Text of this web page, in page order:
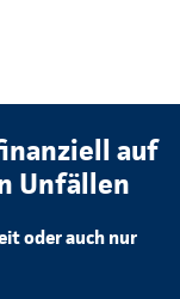
auf
Unfällen
oder auch nur